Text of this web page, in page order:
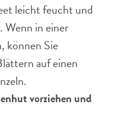
leicht feucht und
Wenn in einer
können Sie
auf einen
vorziehen und